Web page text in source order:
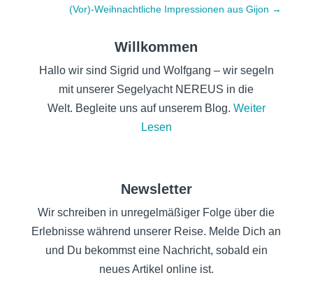
(Vor)-Weihnachtliche Impressionen aus Gijon →
Willkommen
Hallo wir sind Sigrid und Wolfgang – wir segeln
mit unserer Segelyacht NEREUS in die
Welt. Begleite uns auf unserem Blog. Weiter
Lesen
Newsletter
Wir schreiben in unregelmäßiger Folge über die
Erlebnisse während unserer Reise. Melde Dich an
und Du bekommst eine Nachricht, sobald ein
neues Artikel online ist.